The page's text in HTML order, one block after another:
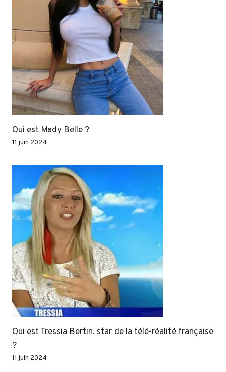
Qui est Mady Belle ?
11 juin 2024
Qui est Tressia Bertin, star de la télé-réalité française
?
11 juin 2024